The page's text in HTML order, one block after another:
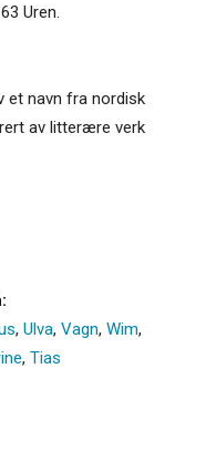
Uren.
et navn fra nordisk
av litterære verk
, Ulva, Vagn, Wim,
, Tias